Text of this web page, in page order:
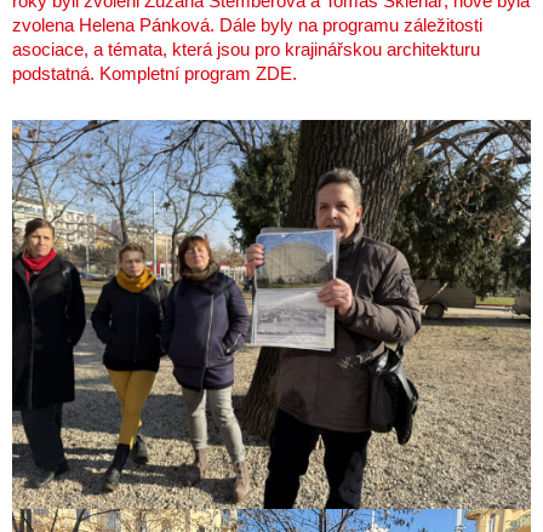
zvolena Helena Pánková. Dále byly na programu záležitosti
asociace, a témata, která jsou pro krajinářskou architekturu
podstatná. Kompletní program ZDE.